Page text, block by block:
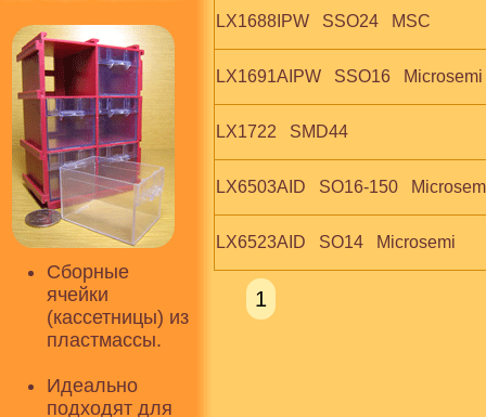
Сборные
ячейки
(кассетницы) из
пластмассы.
Идеально
подходят для
LX1688IPW   SSO24   MSC
LX1691AIPW   SSO16
LX1722   SMD44
LX6503AID   SO16-150
LX6523AID   SO14   Microsemi
1